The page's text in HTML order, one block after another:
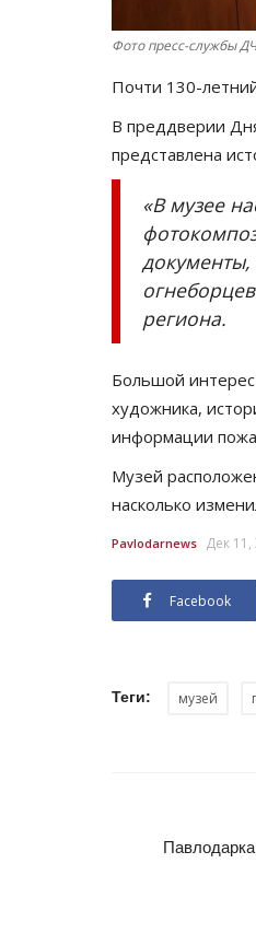
Фото пресс-службы
Почти 130-
В преддверии
представлена
«В музее
региона.
Большой
художника,
информации
Музей
насколько
Pavlodarnews Дек 11,
Facebook
Теги: музей